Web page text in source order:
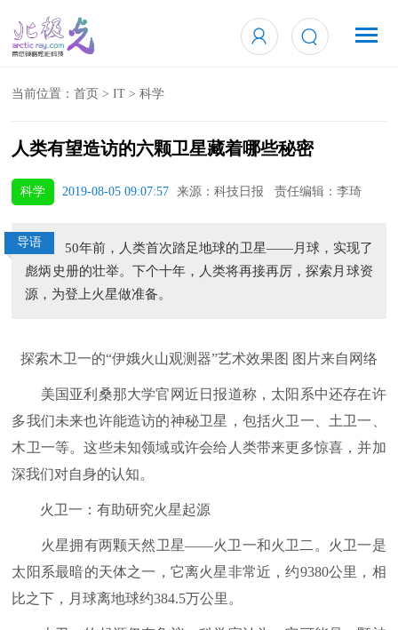
当前位置：首页 >IT >科学
人类有望造访的六颗卫星藏着哪些秘密
科学 2019-08-05 09:07:57 来源：科技日报 责任编辑：李琦
导语
50年前，人类首次踏足地球的卫星——月球，实现了
彪炳史册的壮举。下个十年，人类将再接再厉，探索月球资
源，为登上火星做准备。
探索木卫一的“伊娥火山观测器”艺术效果图 图片来自网络
美国亚利桑那大学官网近日报道称，太阳系中还存在许
多我们未来也许能造访的神秘卫星，包括火卫一、土卫一、
木卫一等。这些未知领域或许会给人类带来更多惊喜，并加
深我们对自身的认知。
火卫一：有助研究火星起源
火星拥有两颗天然卫星——火卫一和火卫二。火卫一是
太阳系最暗的天体之一，它离火星非常近，约9380公里，相
比之下，月球离地球约384.5万公里。